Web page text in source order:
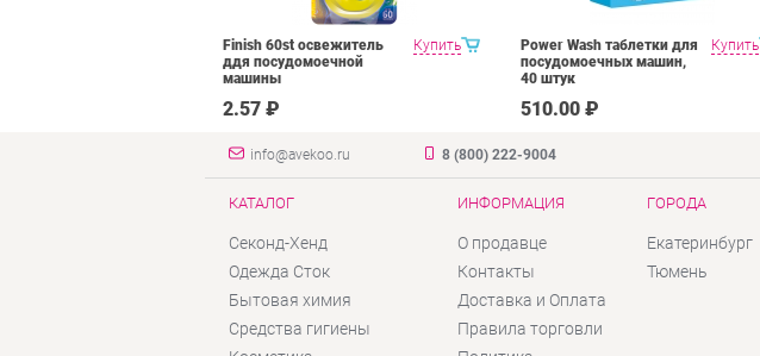
Купить
Finish 60st освежитель
ддя посудомоечной
машины
2.57 ₽
Купить
Power Wash таблетки для
посудомоечных машин,
40 штук
510.00 ₽
info@avekoo.ru 8 (800) 222-9004
КАТАЛОГ
Секонд-Хенд
Одежда Сток
Бытовая химия
Средства гигиены
ИНФОРМАЦИЯ
О продавце
Контакты
Доставка и Оплата
Правила торговли
ГОРОДА
Екатеринбург
Тюмень